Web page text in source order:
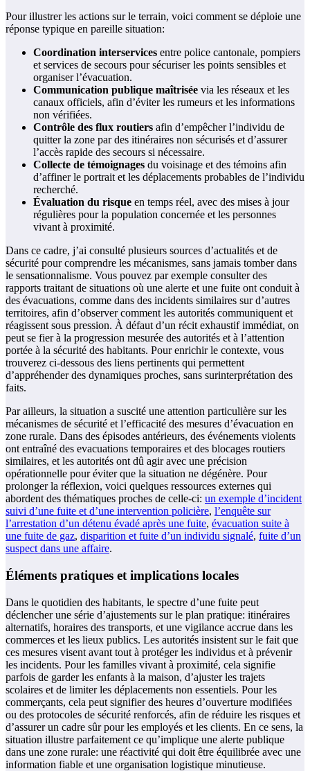
Pour illustrer les actions sur le terrain, voici comment se déploie une
réponse typique en pareille situation:
Coordination interservices entre police cantonale, pompiers
et services de secours pour sécuriser les points sensibles et
organiser l’évacuation.
Communication publique maîtrisée via les réseaux et les
canaux officiels, afin d’éviter les rumeurs et les informations
non vérifiées.
Contrôle des flux routiers afin d’empêcher l’individu de
quitter la zone par des itinéraires non sécurisés et d’assurer
l’accès rapide des secours si nécessaire.
Collecte de témoignages du voisinage et des témoins afin
d’affiner le portrait et les déplacements probables de l’individu
recherché.
Évaluation du risque en temps réel, avec des mises à jour
régulières pour la population concernée et les personnes
vivant à proximité.
Dans ce cadre, j’ai consulté plusieurs sources d’actualités et de
sécurité pour comprendre les mécanismes, sans jamais tomber dans
le sensationnalisme. Vous pouvez par exemple consulter des
rapports traitant de situations où une alerte et une fuite ont conduit à
des évacuations, comme dans des incidents similaires sur d’autres
territoires, afin d’observer comment les autorités communiquent et
réagissent sous pression. À défaut d’un récit exhaustif immédiat, on
peut se fier à la progression mesurée des autorités et à l’attention
portée à la sécurité des habitants. Pour enrichir le contexte, vous
trouverez ci-dessous des liens pertinents qui permettent
d’appréhender des dynamiques proches, sans surinterprétation des
faits.
Par ailleurs, la situation a suscité une attention particulière sur les
mécanismes de sécurité et l’efficacité des mesures d’évacuation en
zone rurale. Dans des épisodes antérieurs, des événements violents
ont entraîné des evacuations temporaires et des blocages routiers
similaires, et les autorités ont dû agir avec une précision
opérationnelle pour éviter que la situation ne dégénère. Pour
prolonger la réflexion, voici quelques ressources externes qui
abordent des thématiques proches de celle-ci: un exemple d’incident
suivi d’une fuite et d’une intervention policière, l’enquête sur
l’arrestation d’un détenu évadé après une fuite, évacuation suite à
une fuite de gaz, disparition et fuite d’un individu signalé, fuite d’un
suspect dans une affaire.
Éléments pratiques et implications locales
Dans le quotidien des habitants, le spectre d’une fuite peut
déclencher une série d’ajustements sur le plan pratique: itinéraires
alternatifs, horaires des transports, et une vigilance accrue dans les
commerces et les lieux publics. Les autorités insistent sur le fait que
ces mesures visent avant tout à protéger les individus et à prévenir
les incidents. Pour les familles vivant à proximité, cela signifie
parfois de garder les enfants à la maison, d’ajuster les trajets
scolaires et de limiter les déplacements non essentiels. Pour les
commerçants, cela peut signifier des heures d’ouverture modifiées
ou des protocoles de sécurité renforcés, afin de réduire les risques et
d’assurer un cadre sûr pour les employés et les clients. En ce sens, la
situation illustre parfaitement ce qu’implique une alerte publique
dans une zone rurale: une réactivité qui doit être équilibrée avec une
information fiable et une organisation logistique minutieuse.